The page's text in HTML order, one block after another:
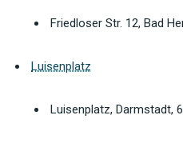
Friedloser Str. 12, Bad
Luisenplatz
Luisenplatz, Darmstadt,